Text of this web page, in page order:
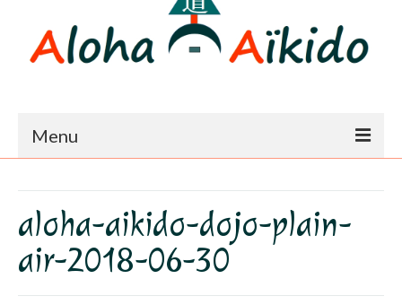
Menu
Dojo
Horaires – Adresse
Tarifs – Inscription
aloha-aikido-dojo-plain-
air-2018-06-30